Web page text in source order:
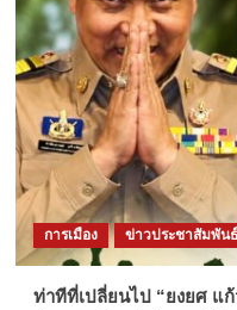
การเมือง ข่าวประชาสัมพันธ์
ท่าทีที่เปลี่ยนไป “ยงยศ แ